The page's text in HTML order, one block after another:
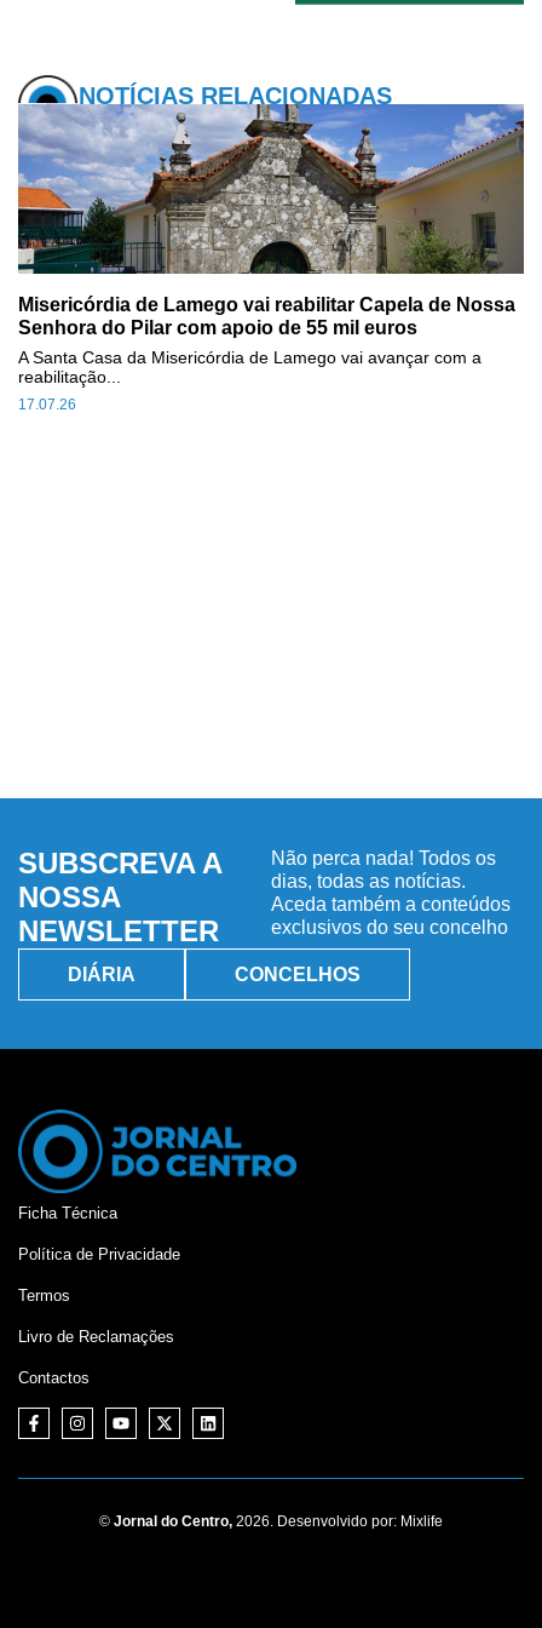
NOTÍCIAS RELACIONADAS
Misericórdia de Lamego vai reabilitar Capela de Nossa
Senhora do Pilar com apoio de 55 mil euros
17.07.26
A Santa Casa da Misericórdia de Lamego vai avançar com a
reabilitação...
SUBSCREVA A
NOSSA
NEWSLETTER
Não perca nada! Todos os
dias, todas as notícias.
Aceda também a conteúdos
exclusivos do seu concelho
DIÁRIA CONCELHOS
Ficha Técnica
Política de Privacidade
Termos
Livro de Reclamações
Contactos
© Jornal do Centro, 2026. Desenvolvido por: Mixlife